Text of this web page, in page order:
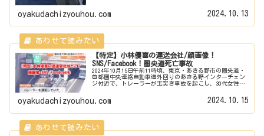
oyakudachizyouhou.com 2024.10.13
【特定】小林優喜の運送会社/顔画像！
SNS/Facebook！圏央道死亡事故
2024年10月15日午前11時頃、東京・あきる野市の圏央道・
首都圏中央連絡自動車道外回りのあきる野インターチェン
ジ付近で、トレーラーが玉突き事故を起こし、30代女性が
oyakudachizyouhou.com 2024.10.15